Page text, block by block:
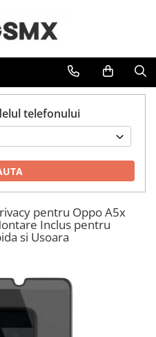
telefonului
pentru Oppo A5x
Inclus pentru
si Usoara